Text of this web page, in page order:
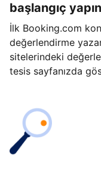
başlangıç yapın
İlk Booking.com
değerlendirme
sitelerindeki
tesis sayfanızda